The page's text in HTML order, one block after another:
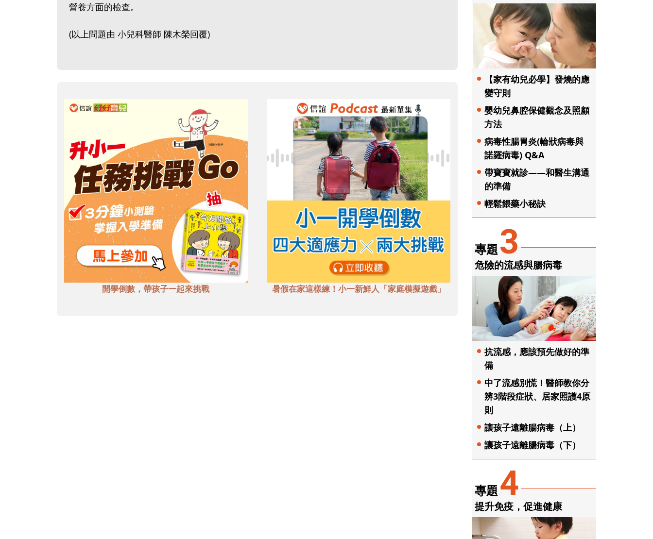
營養方面的檢查。
(以上問題由 小兒科醫師 陳木榮回覆)
開學倒數，帶孩子一起來挑戰 暑假在家這樣練！小一新鮮人「家庭模擬遊戲」
【家有幼兒必學】發燒的應
變守則
嬰幼兒鼻腔保健觀念及照顧
方法
病毒性腸胃炎(輪狀病毒與
諾羅病毒) Q&A
帶寶寶就診——和醫生溝通
的準備
輕鬆餵藥小秘訣
專題3
危險的流感與腸病毒
抗流感，應該預先做好的準
備
中了流感別慌！醫師教你分
辨3階段症狀、居家照護4原
則
讓孩子遠離腸病毒（上）
讓孩子遠離腸病毒（下）
專題4
提升免疫，促進健康